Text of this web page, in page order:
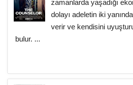
zamanlarda yaşadığı
dolayı adeletin iki
verir ve kendisini
bulur. ...